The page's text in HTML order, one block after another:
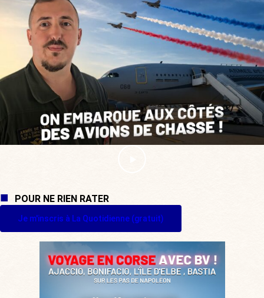
POUR NE RIEN RATER
Je m'inscris à La Quotidienne (gratuit)